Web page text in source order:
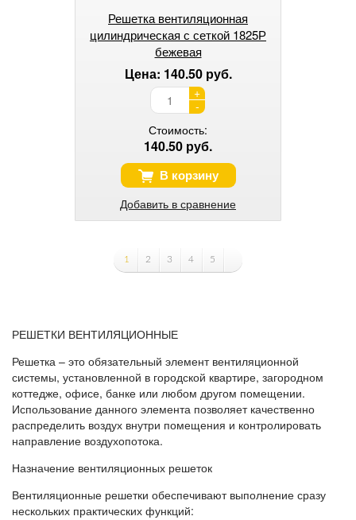
Решетка вентиляционная
цилиндрическая с сеткой 1825Р
бежевая
Цена: 140.50 руб.
+
-
Стоимость:
140.50 руб.
В корзину
Добавить в сравнение
1 2 3 4 5
РЕШЕТКИ ВЕНТИЛЯЦИОННЫЕ
Решетка – это обязательный элемент вентиляционной
системы, установленной в городской квартире, загородном
коттедже, офисе, банке или любом другом помещении.
Использование данного элемента позволяет качественно
распределить воздух внутри помещения и контролировать
направление воздухопотока.
Назначение вентиляционных решеток
Вентиляционные решетки обеспечивают выполнение сразу
нескольких практических функций: